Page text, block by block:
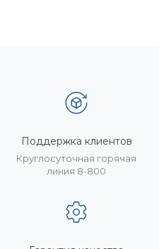
Поддержка клиентов
Круглосуточная горячая
линия 8-800